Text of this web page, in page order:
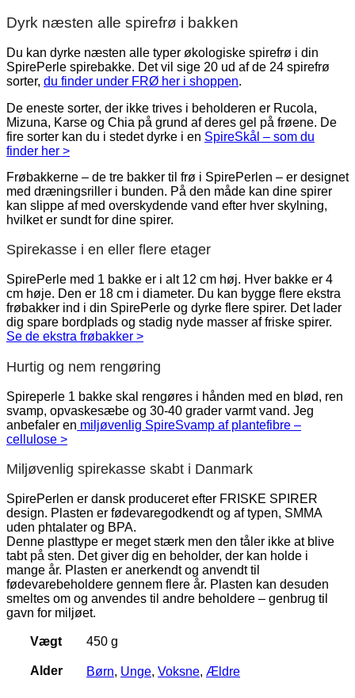
Dyrk næsten alle spirefrø i bakken
Du kan dyrke næsten alle typer økologiske spirefrø i din
SpirePerle spirebakke. Det vil sige 20 ud af de 24 spirefrø
sorter, du finder under FRØ her i shoppen.
De eneste sorter, der ikke trives i beholderen er Rucola,
Mizuna, Karse og Chia på grund af deres gel på frøene. De
fire sorter kan du i stedet dyrke i en SpireSkål – som du
finder her >
Frøbakkerne – de tre bakker til frø i SpirePerlen – er designet
med dræningsriller i bunden. På den måde kan dine spirer
kan slippe af med overskydende vand efter hver skylning,
hvilket er sundt for dine spirer.
Spirekasse i en eller flere etager
SpirePerle med 1 bakke er i alt 12 cm høj. Hver bakke er 4
cm høje. Den er 18 cm i diameter. Du kan bygge flere ekstra
frøbakker ind i din SpirePerle og dyrke flere spirer. Det lader
dig spare bordplads og stadig nyde masser af friske spirer.
Se de ekstra frøbakker >
Hurtig og nem rengøring
Spireperle 1 bakke skal rengøres i hånden med en blød, ren
svamp, opvaskesæbe og 30-40 grader varmt vand. Jeg
anbefaler en miljøvenlig SpireSvamp af plantefibre –
cellulose >
Miljøvenlig spirekasse skabt i Danmark
SpirePerlen er dansk produceret efter FRISKE SPIRER
design. Plasten er fødevaregodkendt og af typen, SMMA
uden phtalater og BPA.
Denne plasttype er meget stærk men den tåler ikke at blive
tabt på sten. Det giver dig en beholder, der kan holde i
mange år. Plasten er anerkendt og anvendt til
fødevarebeholdere gennem flere år. Plasten kan desuden
smeltes om og anvendes til andre beholdere – genbrug til
gavn for miljøet.
Vægt 450 g
Alder Børn, Unge, Voksne, Ældre